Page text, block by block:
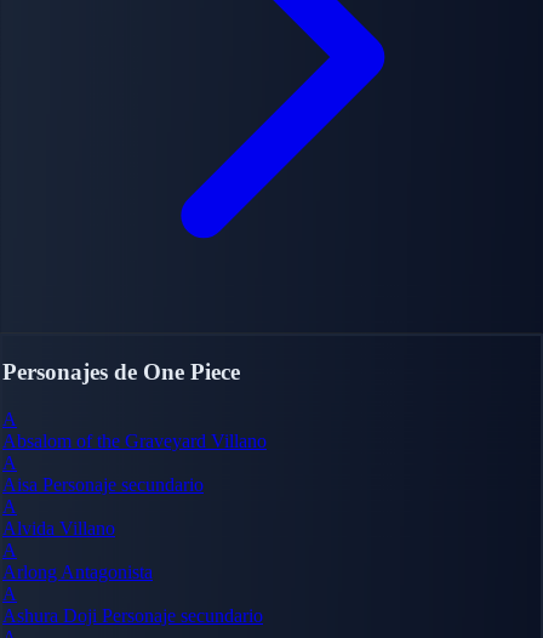
Personajes de One Piece
A
Absalom of the Graveyard Villano
A
Aisa Personaje secundario
A
Alvida Villano
A
Arlong Antagonista
A
Ashura Doji Personaje secundario